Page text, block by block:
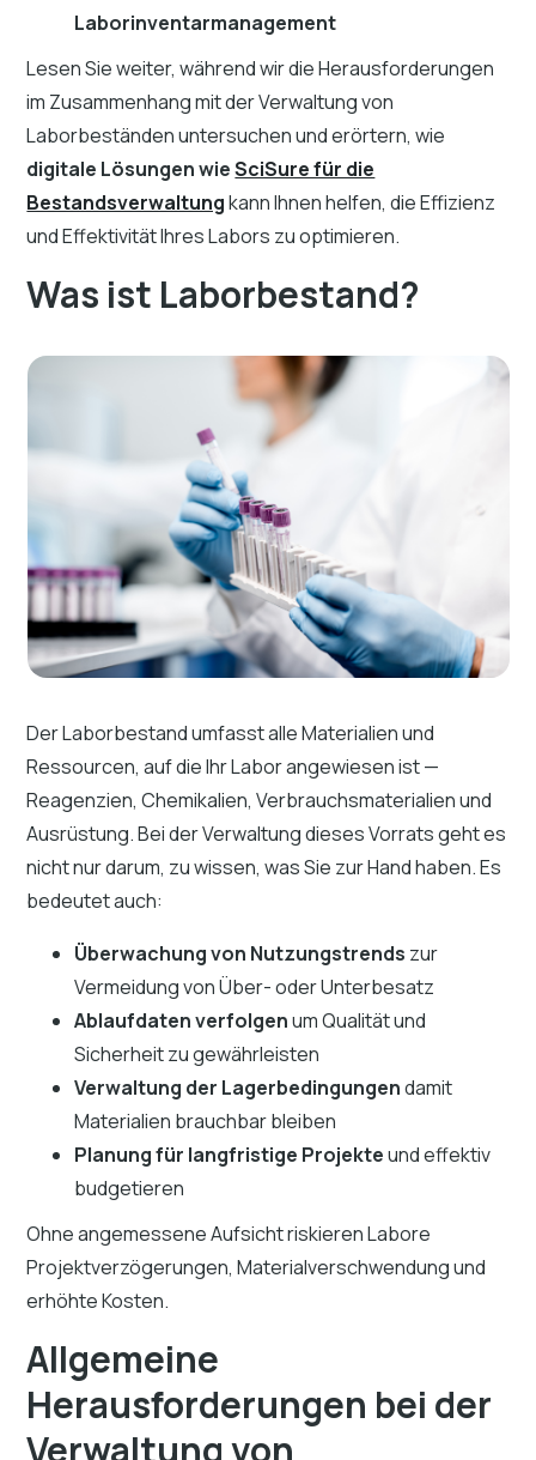
Laborinventarmanagement
Lesen Sie weiter, während wir die Herausforderungen
im Zusammenhang mit der Verwaltung von
Laborbeständen untersuchen und erörtern, wie
digitale Lösungen wieSciSure für die
Bestandsverwaltungkann Ihnen helfen, die Effizienz
und Effektivität Ihres Labors zu optimieren.
Was ist Laborbestand?
Der Laborbestand umfasst alle Materialien und
Ressourcen, auf die Ihr Labor angewiesen ist —
Reagenzien, Chemikalien, Verbrauchsmaterialien und
Ausrüstung. Bei der Verwaltung dieses Vorrats geht es
nicht nur darum, zu wissen, was Sie zur Hand haben. Es
bedeutet auch:
Überwachung von Nutzungstrends zur
Vermeidung von Über- oder Unterbesatz
Ablaufdaten verfolgenum Qualität und
Sicherheit zu gewährleisten
Verwaltung der Lagerbedingungendamit
Materialien brauchbar bleiben
Planung für langfristige Projekteund effektiv
budgetieren
Ohne angemessene Aufsicht riskieren Labore
Projektverzögerungen, Materialverschwendung und
erhöhte Kosten.
Allgemeine
Herausforderungen bei der
Verwaltung von